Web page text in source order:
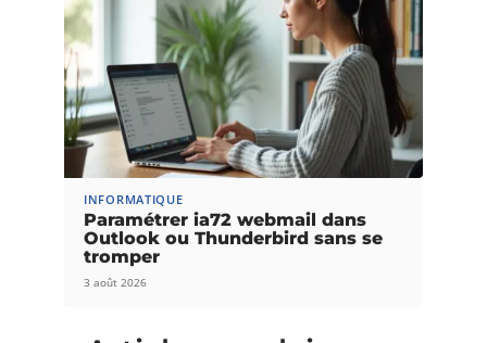
INFORMATIQUE
Paramétrer ia72 webmail dans
Outlook ou Thunderbird sans se
tromper
3 août 2026